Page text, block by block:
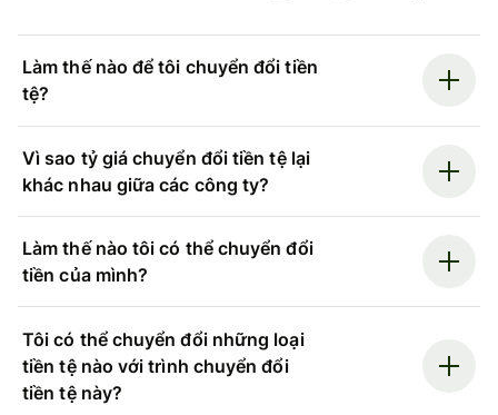
Làm thế nào để tôi chuyển đổi tiền
tệ?
Vì sao tỷ giá chuyển đổi tiền tệ lại
khác nhau giữa các công ty?
Làm thế nào tôi có thể chuyển đổi
tiền của mình?
Tôi có thể chuyển đổi những loại
tiền tệ nào với trình chuyển đổi
tiền tệ này?